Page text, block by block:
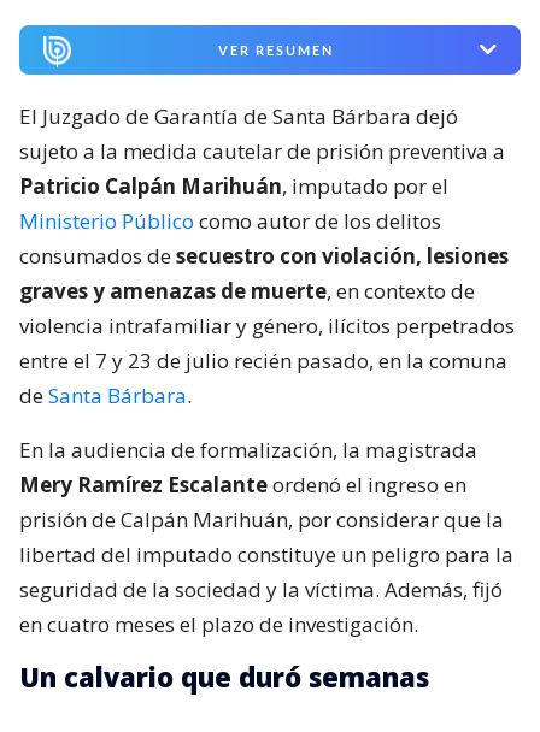
VER RESUMEN
El Juzgado de Garantía de Santa Bárbara dejó
sujeto a la medida cautelar de prisión preventiva a
Patricio Calpán Marihuán, imputado por el
Ministerio Público como autor de los delitos
consumados desecuestro con violación, lesiones
graves y amenazas de muerte, en contexto de
violencia intrafamiliar y género, ilícitos perpetrados
entre el 7 y 23 de julio recién pasado, en la comuna
deSanta Bárbara.
En la audiencia de formalización, la magistrada
Mery Ramírez Escalanteordenó el ingreso en
prisión de Calpán Marihuán, por considerar que la
libertad del imputado constituye un peligro para la
seguridad de la sociedad y la víctima. Además, fijó
en cuatro meses el plazo de investigación.
Un calvario que duró semanas